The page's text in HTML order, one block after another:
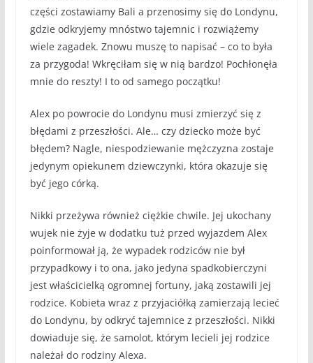
części zostawiamy Bali a przenosimy się do Londynu,
gdzie odkryjemy mnóstwo tajemnic i rozwiążemy
wiele zagadek. Znowu muszę to napisać – co to była
za przygoda! Wkręciłam się w nią bardzo! Pochłonęła
mnie do reszty! I to od samego początku!
Alex po powrocie do Londynu musi zmierzyć się z
błędami z przeszłości. Ale… czy dziecko może być
błędem? Nagle, niespodziewanie mężczyzna zostaje
jedynym opiekunem dziewczynki, która okazuje się
być jego córką.
Nikki przeżywa również ciężkie chwile. Jej ukochany
wujek nie żyje w dodatku tuż przed wyjazdem Alex
poinformował ją, że wypadek rodziców nie był
przypadkowy i to ona, jako jedyna spadkobierczyni
jest właścicielką ogromnej fortuny, jaką zostawili jej
rodzice. Kobieta wraz z przyjaciółką zamierzają lecieć
do Londynu, by odkryć tajemnice z przeszłości. Nikki
dowiaduje się, że samolot, którym lecieli jej rodzice
należał do rodziny Alexa.